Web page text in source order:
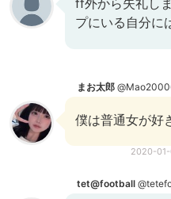
ff外から失礼し
プにいる自分に
まお太郎
僕は普通女が好
2020-
tet@football